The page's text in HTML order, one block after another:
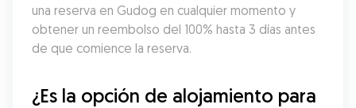
una reserva en Gudog en cualquier momento y
obtener un reembolso del 100% hasta 3 días antes
de que comience la reserva.
¿Es la opción de alojamiento para